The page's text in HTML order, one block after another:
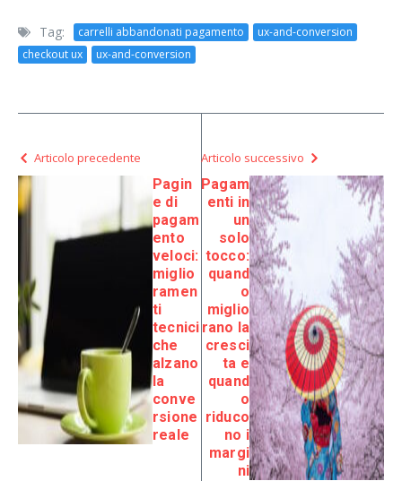
Tag: carrelli abbandonati pagamento
ux-and-conversion
checkout ux
ux-and-conversion
Articolo precedente
Pagin
e di
pagam
ento
veloci:
miglio
ramen
ti
tecnici
che
alzano
la
conve
rsione
reale
Articolo successivo
Pagam
enti in
un
solo
tocco:
quand
o
miglio
rano la
cresci
ta e
quand
o
riduco
no i
margi
ni